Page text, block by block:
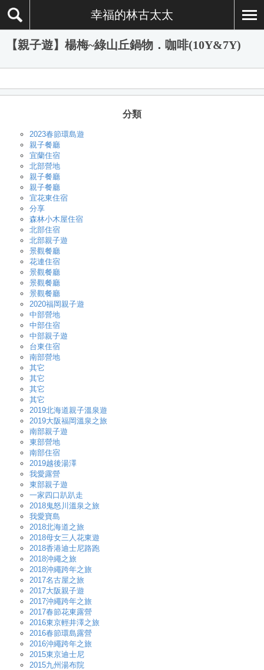
幸福的林古太太
【親子遊】楊梅~綠山丘鍋物．咖啡(10Y&7Y)
分類
2023春節環島遊
親子餐廳
宜蘭住宿
北部營地
親子餐廳
親子餐廳
宜花東住宿
分享
森林小木屋住宿
北部住宿
北部親子遊
景觀餐廳
花連住宿
景觀餐廳
景觀餐廳
景觀餐廳
2020福岡親子遊
中部營地
中部住宿
中部親子遊
台東住宿
南部營地
其它
其它
其它
其它
2019北海道親子溫泉遊
2019大阪福岡溫泉之旅
南部親子遊
東部營地
南部住宿
2019越後湯澤
我愛露營
東部親子遊
一家四口趴趴走
2018鬼怒川溫泉之旅
我愛寶島
2018北海道之旅
2018母女三人花東遊
2018香港迪士尼路跑
2018沖繩之旅
2018沖繩跨年之旅
2017名古屋之旅
2017大阪親子遊
2017沖繩跨年之旅
2017春節花東露營
2016東京輕井澤之旅
2016春節環島露營
2016沖繩跨年之旅
2015東京迪士尼
2015九州湯布院